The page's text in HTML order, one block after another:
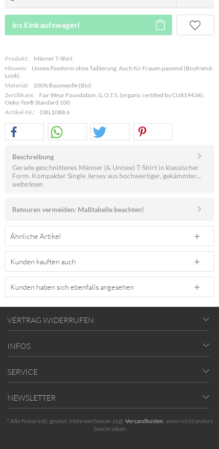
ins Einkaufswagerl
Produkt:
Männer T-Shirt
Hinweis:
Unisex Passform ohne Taillierung. Auch für Frauen passend (Boyfriend-
Look).
Material:
100% Baumwolle (Bio)
Zertifikate:
Fair Wear Foundation, G.O.T.S. (organic certified by CU819434),
Oeko-Tex® Standard 100
Artikel-Nr.:
OBL1088.6
Beschreibung
Gerade geschnittenes Männer (& Unisex) T-Shirt in klassischer
Form. Kompakter Single Jersey aus hochwertiger, gekämmter...
weiterlesen
Retouren vermeiden: Maßtabelle beachten!
Ähnliche Artikel
Kunden kauften auch
Kunden haben sich ebenfalls angesehen
VERTRAG WIDERRUFEN
INFOS
SERVICE
NEWSLETTER
* Alle Preise inkl. gesetzl. Mehrwertsteuer zzgl. Versandkosten, wenn nicht anders
beschrieben